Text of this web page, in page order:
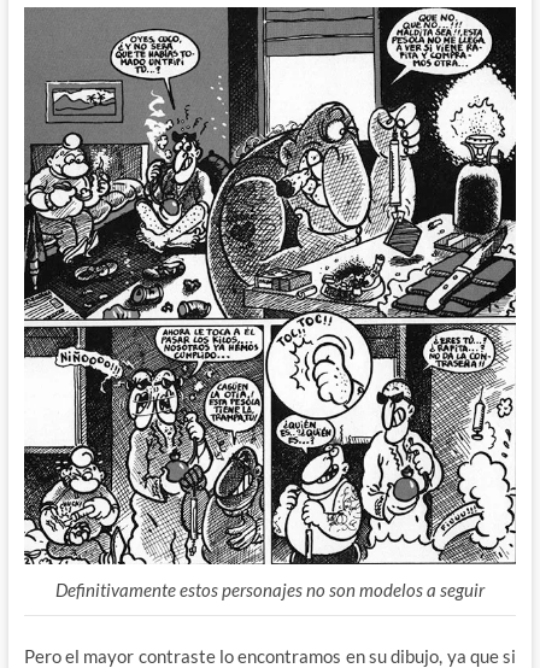
Definitivamente estos personajes no son modelos a seguir
Pero el mayor contraste lo encontramos en su dibujo, ya que si